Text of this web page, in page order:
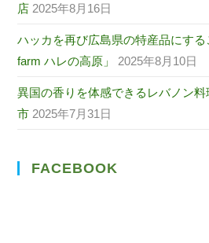
店 2025年8月16日
ハッカを再び広島県の特産品にす
farm ハレの高原」
2025年8月10日
異国の香りを体感できるレバノン
市 2025年7月31日
FACEBOOK